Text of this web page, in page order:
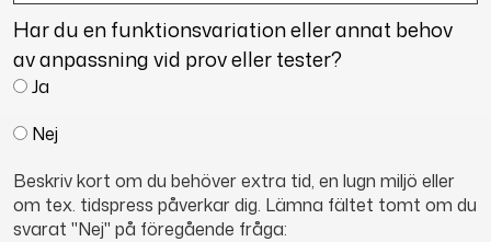
Har du en funktionsvariation eller annat behov
av anpassning vid prov eller tester?
Ja
Nej
Beskriv kort om du behöver extra tid, en lugn miljö eller
om tex. tidspress påverkar dig. Lämna fältet tomt om du
svarat "Nej" på föregående fråga: